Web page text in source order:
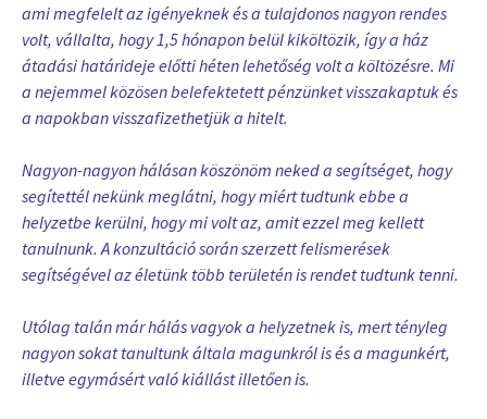
ami megfelelt az igényeknek és a tulajdonos nagyon rendes
volt, vállalta, hogy 1,5 hónapon belül kiköltözik, így a ház
átadási határideje előtti héten lehetőség volt a költözésre. Mi
a nejemmel közösen belefektetett pénzünket visszakaptuk és
a napokban visszafizethetjük a hitelt.
Nagyon-nagyon hálásan köszönöm neked a segítséget, hogy
segítettél nekünk meglátni, hogy miért tudtunk ebbe a
helyzetbe kerülni, hogy mi volt az, amit ezzel meg kellett
tanulnunk. A konzultáció során szerzett felismerések
segítségével az életünk több területén is rendet tudtunk tenni.
Utólag talán már hálás vagyok a helyzetnek is, mert tényleg
nagyon sokat tanultunk általa magunkról is és a magunkért,
illetve egymásért való kiállást illetően is.